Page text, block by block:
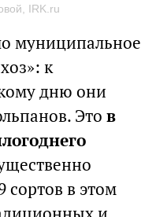
IRK.ru
муниципальное
к
дню они
Это в
сортов в этом